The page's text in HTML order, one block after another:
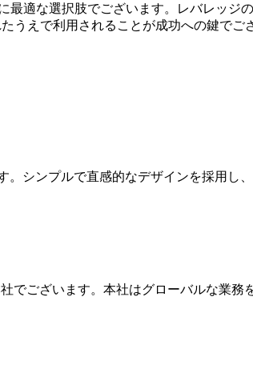
最適な選択肢でございます。レバレッジ
うえで利用されることが成功への鍵でご
シンプルで直感的なデザインを採用し
でございます。本社はグローバルな業務